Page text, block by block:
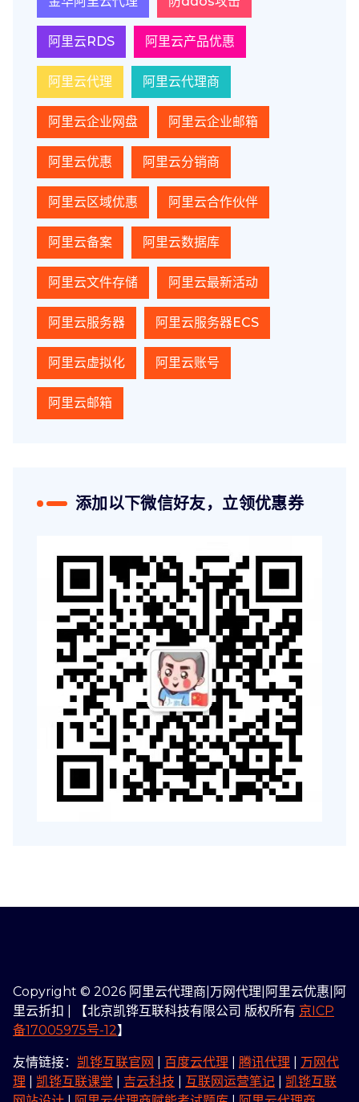
阿里云RDS 阿里云产品优惠
阿里云代理 阿里云代理商
阿里云企业网盘 阿里云企业邮箱
阿里云优惠 阿里云分销商
阿里云区域优惠 阿里云合作伙伴
阿里云备案 阿里云数据库
阿里云文件存储 阿里云最新活动
阿里云服务器 阿里云服务器ECS
阿里云虚拟化 阿里云账号
阿里云邮箱
添加以下微信好友，立领优惠券
Copyright © 2026 阿里云代理商|万网代理|阿里云优惠|阿
里云折扣 | 【北京凯铧互联科技有限公司 版权所有 京ICP
备17005975号-12】
友情链接： 凯铧互联官网 百度云代理 腾讯代理
万网代
理
凯铧互联课堂 吉云科技 互联网运营笔记
凯铧互联